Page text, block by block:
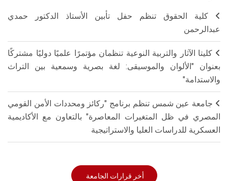
كلية الحقوق تنظم حفل تأبين الأستاذ الدكتور حمدي
عبدالرحمن
كليتا الآثار والتربية النوعية تنظمان مؤتمرًا علميًا دوليًا مشتركًا
بعنوان "الألوان والموسيقى: لغة بصرية وسمعية بين التراث
والاستدامة"
جامعة عين شمس تنظم برنامج "ركائز ومحددات الأمن القومي
المصري في ظل المتغيرات المعاصرة" بالتعاون مع الأكاديمية
العسكرية للدراسات العليا والاستراتيجية
أخر قرارات الجامعة